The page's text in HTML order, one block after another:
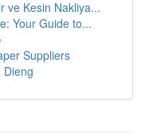
ve Kesin Nakliya...
Your Guide to...
Suppliers
Dieng